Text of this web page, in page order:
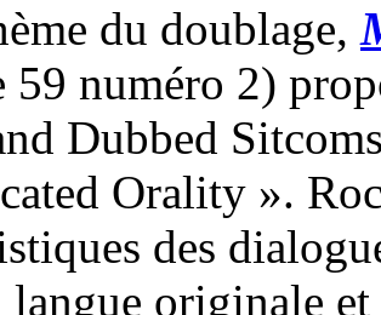
du doublage,
59 numéro 2)
Dubbed
Orality ».
des
langue originale